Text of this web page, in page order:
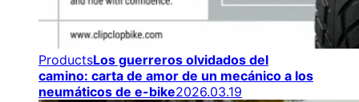
ProductsLos guerreros olvidados del
camino: carta de amor de un mecánico a los
neumáticos de e-bike2026.03.19